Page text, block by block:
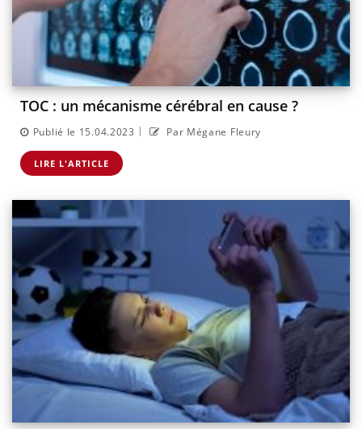
TOC : un mécanisme cérébral en cause ?
Publié le 15.04.2023 | Par Mégane Fleury
LIRE L'ARTICLE